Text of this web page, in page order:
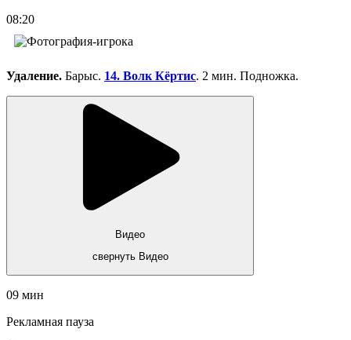
08:20
Удаление. Барыс. 14. Волк Кёртис. 2 мин. Подножка.
Видео
свернуть Видео
09 мин
Рекламная пауза